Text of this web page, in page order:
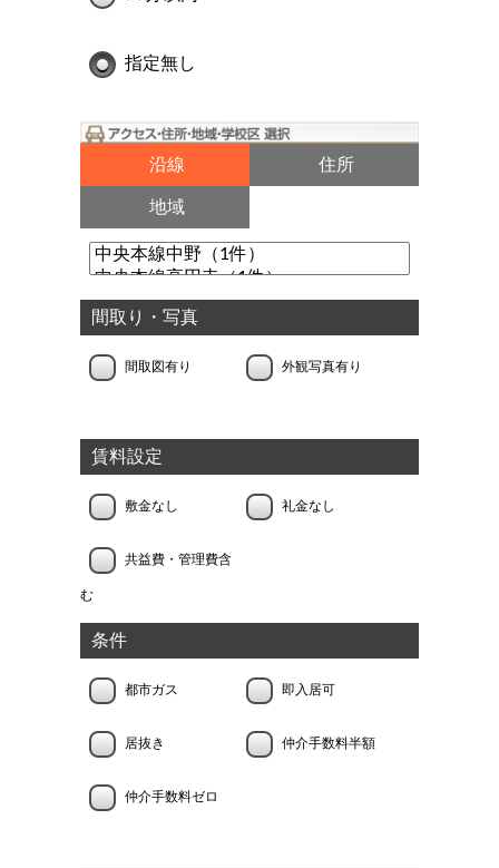
指定無し
沿線 住所
地域
間取り・写真
間取図有り 外観写真有り
賃料設定
敷金なし 礼金なし
共益費・管理費含
む
条件
都市ガス 即入居可
居抜き 仲介手数料半額
仲介手数料ゼロ